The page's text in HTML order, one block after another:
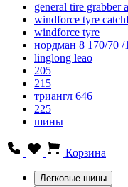
general tire grabber
windforce tyre
windforce tyre
нордман 8 170/70 /
linglong leao
205
215
триангл 646
225
шины
Корзина
Легковые шины